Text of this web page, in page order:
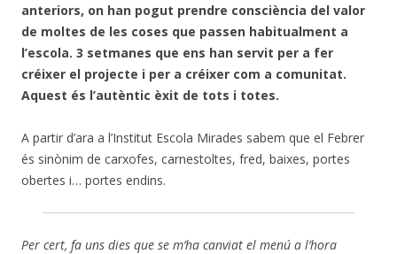
anteriors, on han pogut prendre consciència del valor
de moltes de les coses que passen habitualment a
l’escola. 3 setmanes que ens han servit per a fer
créixer el projecte i per a créixer com a comunitat.
Aquest és l’autèntic èxit de tots i totes.
A partir d’ara a l’Institut Escola Mirades sabem que el Febrer
és sinònim de carxofes, carnestoltes, fred, baixes, portes
obertes i… portes endins.
Per cert, fa uns dies que se m’ha canviat el menú a l’hora